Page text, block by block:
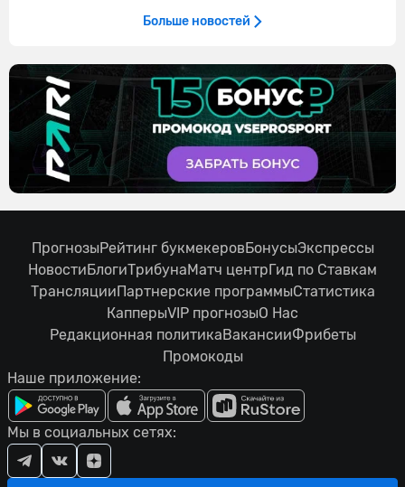
Больше новостей
ПрогнозыРейтинг букмекеровБонусыЭкспрессы
НовостиБлогиТрибунаМатч центрГид по Ставкам
ТрансляцииПартнерские программыСтатистика
КапперыVIP прогнозыО Нас
Редакционная политикаВакансииФрибеты
Промокоды
Наше приложение:
Мы в социальных сетях: